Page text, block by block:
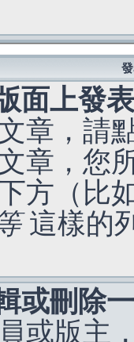
面上發
章，請
章，您
方（比
這樣的
或刪除
或版主